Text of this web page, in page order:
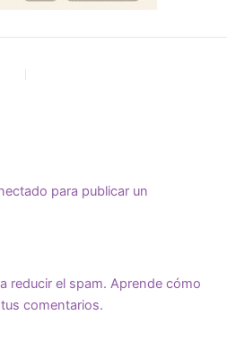
para publicar un
reducir el spam. Aprende cómo
comentarios.